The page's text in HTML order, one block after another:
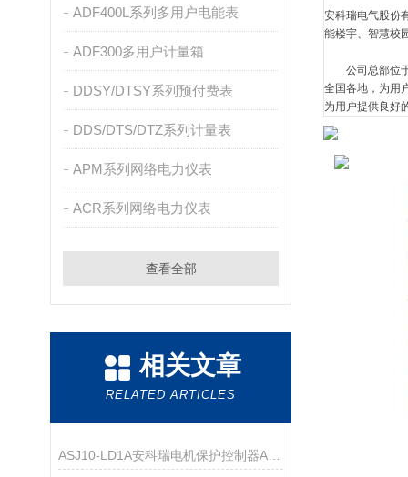
ADF400L系列多用户电能表
ADF300多用户计量箱
DDSY/DTSY系列预付费表
DDS/DTS/DTZ系列计量表
APM系列网络电力仪表
ACR系列网络电力仪表
查看全部
相关文章
RELATED ARTICLES
ASJ10-LD1A安科瑞电机保护控制器AC380V
安科瑞电气股份
能楼宇、智慧校
公司总部位于
全国各地，为用
为用户提供良好